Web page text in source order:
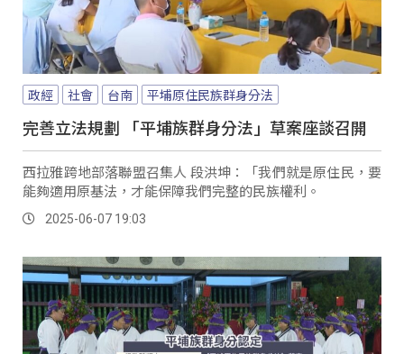
政經 社會 台南 平埔原住民族群身分法
完善立法規劃 「平埔族群身分法」草案座談召開
西拉雅跨地部落聯盟召集人 段洪坤：「我們就是原住民，要
能夠適用原基法，才能保障我們完整的民族權利。
2025-06-07 19:03